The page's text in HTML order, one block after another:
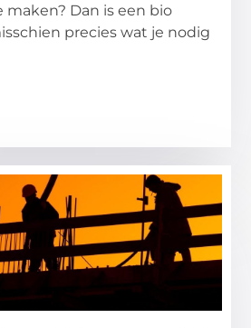
maken? Dan is een bio
precies wat je nodig